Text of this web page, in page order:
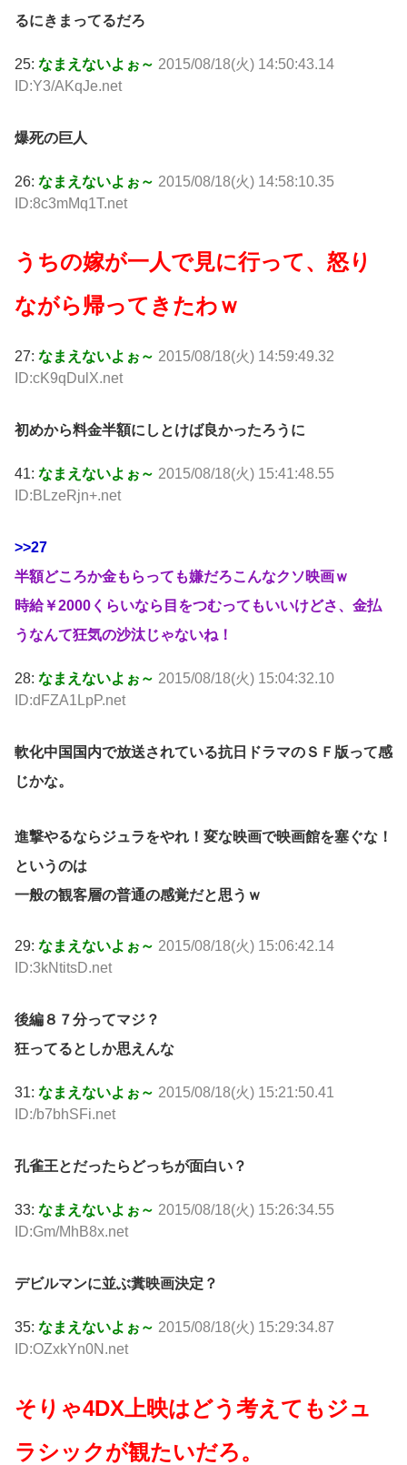
るにきまってるだろ
25: なまえないよぉ～ 2015/08/18(火) 14:50:43.14
ID:Y3/AKqJe.net
爆死の巨人
26: なまえないよぉ～ 2015/08/18(火) 14:58:10.35
ID:8c3mMq1T.net
うちの嫁が一人で見に行って、怒り
ながら帰ってきたわｗ
27: なまえないよぉ～ 2015/08/18(火) 14:59:49.32
ID:cK9qDulX.net
初めから料金半額にしとけば良かったろうに
41: なまえないよぉ～ 2015/08/18(火) 15:41:48.55
ID:BLzeRjn+.net
>>27
半額どころか金もらっても嫌だろこんなクソ映画ｗ
時給￥2000くらいなら目をつむってもいいけどさ、金払
うなんて狂気の沙汰じゃないね！
28: なまえないよぉ～ 2015/08/18(火) 15:04:32.10
ID:dFZA1LpP.net
軟化中国国内で放送されている抗日ドラマのＳＦ版って感
じかな。
進撃やるならジュラをやれ！変な映画で映画館を塞ぐな！
というのは
一般の観客層の普通の感覚だと思うｗ
29: なまえないよぉ～ 2015/08/18(火) 15:06:42.14
ID:3kNtitsD.net
後編８７分ってマジ？
狂ってるとしか思えんな
31: なまえないよぉ～ 2015/08/18(火) 15:21:50.41
ID:/b7bhSFi.net
孔雀王とだったらどっちが面白い？
33: なまえないよぉ～ 2015/08/18(火) 15:26:34.55
ID:Gm/MhB8x.net
デビルマンに並ぶ糞映画決定？
35: なまえないよぉ～ 2015/08/18(火) 15:29:34.87
ID:OZxkYn0N.net
そりゃ4DX上映はどう考えてもジュ
ラシックが観たいだろ。